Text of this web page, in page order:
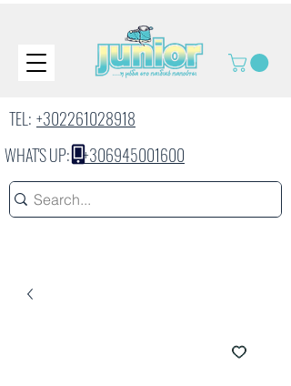
TEL: +302261028918
WHAT'S UP:+306945001600